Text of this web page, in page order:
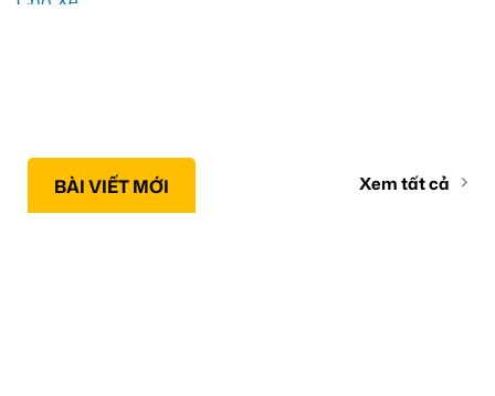
BÀI VIẾT MỚI Xem tất cả